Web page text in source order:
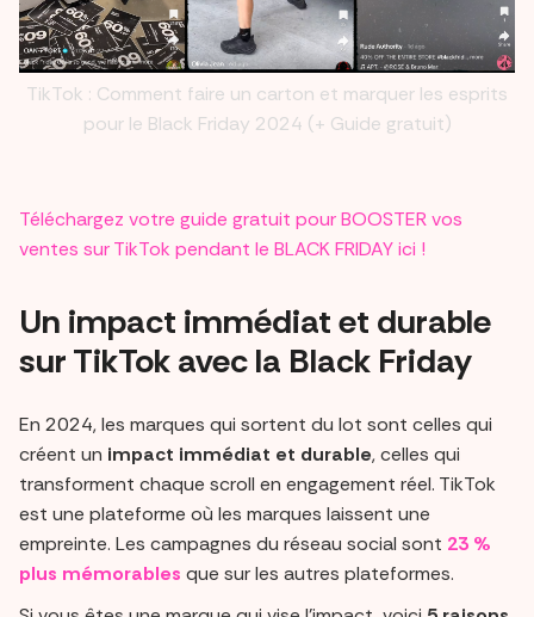
TikTok : Comment faire un carton et marquer les esprits
pour le Black Friday 2024 (+ Guide gratuit)
Téléchargez votre guide gratuit pour BOOSTER vos
ventes sur TikTok pendant le BLACK FRIDAY ici !
Un impact immédiat et durable
sur TikTok avec la Black Friday
En 2024, les marques qui sortent du lot sont celles qui
créent un impact immédiat et durable, celles qui
transforment chaque scroll en engagement réel. TikTok
est une plateforme où les marques laissent une
empreinte. Les campagnes du réseau social sont 23 %
plus mémorables que sur les autres plateformes.